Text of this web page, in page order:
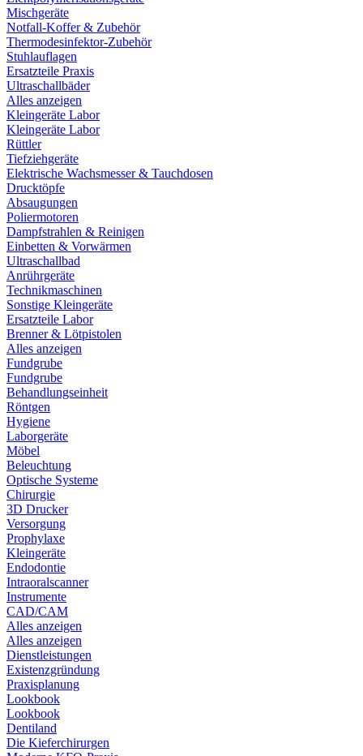
Mischgeräte
Notfall-Koffer & Zubehör
Thermodesinfektor-Zubehör
Stuhlauflagen
Ersatzteile Praxis
Ultraschallbäder
Alles anzeigen
Kleingeräte Labor
Kleingeräte Labor
Rüttler
Tiefziehgeräte
Elektrische Wachsmesser & Tauchdosen
Drucktöpfe
Absaugungen
Poliermotoren
Dampfstrahlen & Reinigen
Einbetten & Vorwärmen
Ultraschallbad
Anrührgeräte
Technikmaschinen
Sonstige Kleingeräte
Ersatzteile Labor
Brenner & Lötpistolen
Alles anzeigen
Fundgrube
Fundgrube
Behandlungseinheit
Röntgen
Hygiene
Laborgeräte
Möbel
Beleuchtung
Optische Systeme
Chirurgie
3D Drucker
Versorgung
Prophylaxe
Kleingeräte
Endodontie
Intraoralscanner
Instrumente
CAD/CAM
Alles anzeigen
Alles anzeigen
Dienstleistungen
Existenzgründung
Praxisplanung
Lookbook
Lookbook
Dentiland
Die Kieferchirurgen